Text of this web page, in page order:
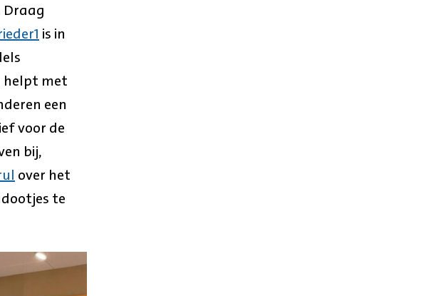
Draag
is in
helpt met
een
voor de
bij,
over het
te